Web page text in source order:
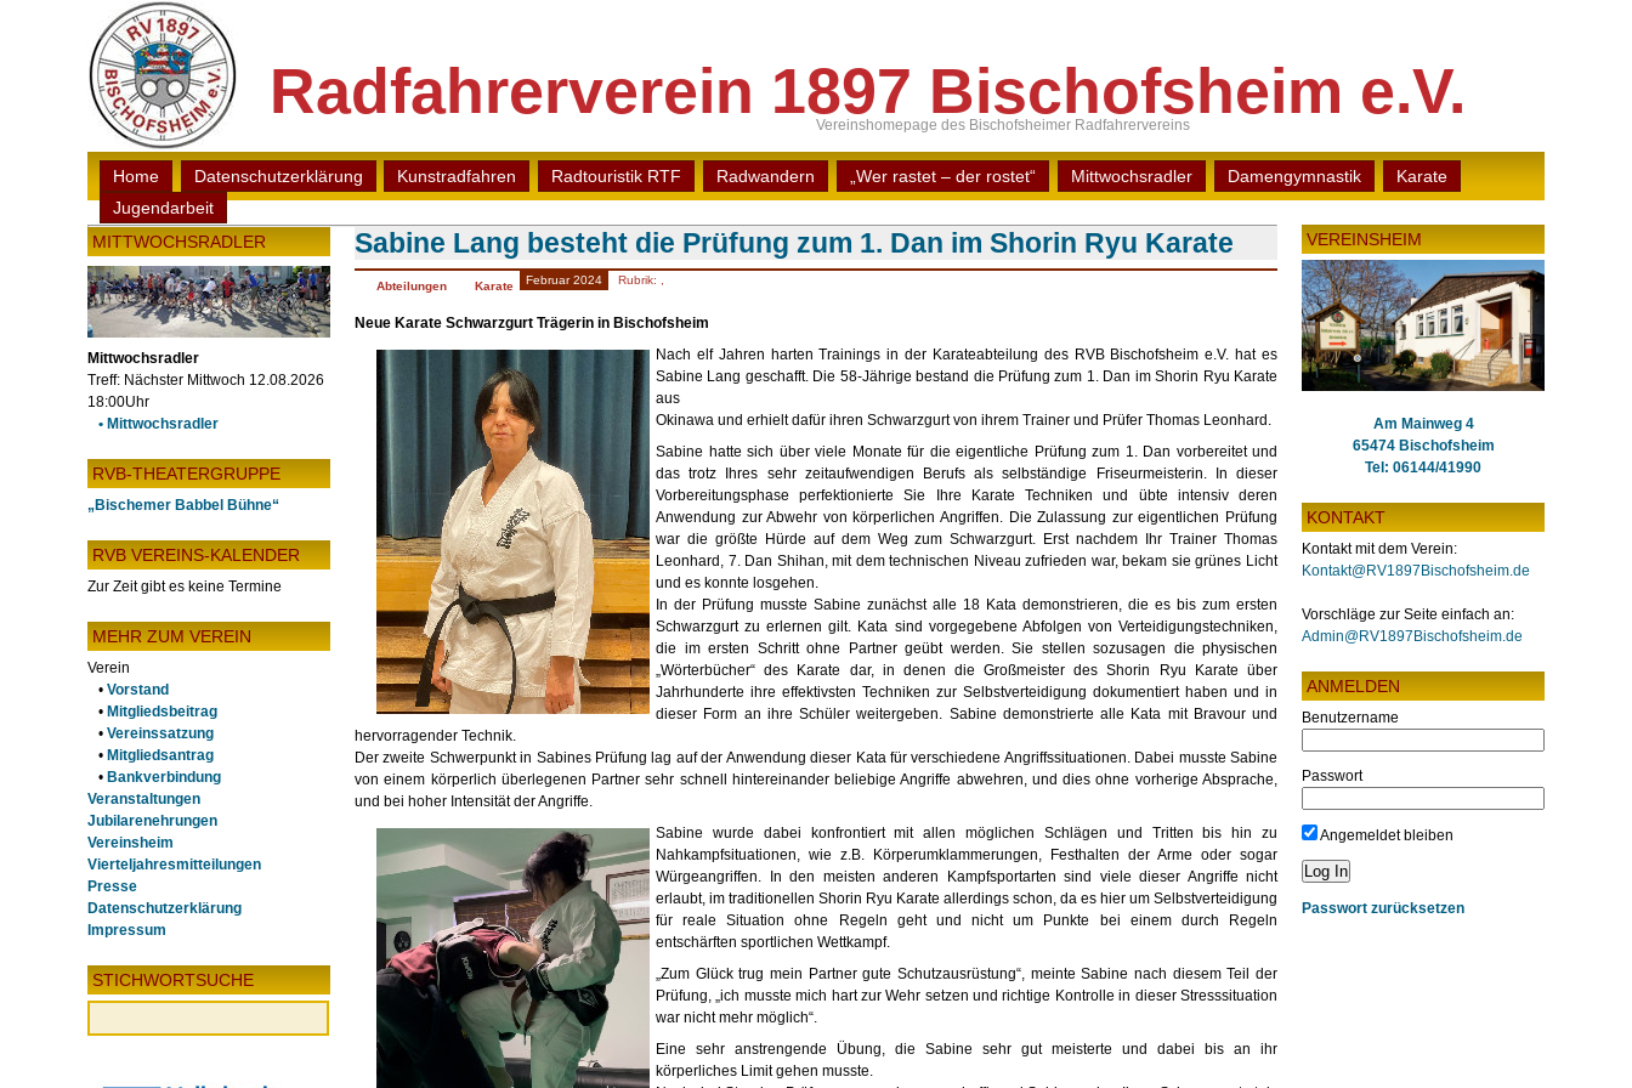
Radfahrerverein 1897 Bischofsheim e.V.
Vereinshomepage des Bischofsheimer Radfahrervereins
Home Datenschutzerklärung Kunstradfahren Radtouristik RTF Radwandern „Wer rastet – der rostet“ Mittwochsradler Damengymnastik
Karate
Jugendarbeit
Sabine Lang besteht die Prüfung zum 1. Dan im Shorin Ryu Karate
Februar 2024 Rubrik:
Abteilungen Karate
Neue Karate Schwarzgurt Trägerin in Bischofsheim
Nach elf Jahren harten Trainings in der Karateabteilung des RVB Bischofsheim e.V. hat es
Sabine Lang geschafft. Die 58-Jährige bestand die Prüfung zum 1. Dan im Shorin Ryu Karate
aus
Okinawa und erhielt dafür ihren Schwarzgurt von ihrem Trainer und Prüfer Thomas Leonhard.
Sabine hatte sich über viele Monate für die eigentliche Prüfung zum 1. Dan vorbereitet und
das trotz Ihres sehr zeitaufwendigen Berufs als selbständige Friseurmeisterin. In dieser
Vorbereitungsphase perfektionierte Sie Ihre Karate Techniken und übte intensiv deren
Anwendung zur Abwehr von körperlichen Angriffen. Die Zulassung zur eigentlichen Prüfung
war die größte Hürde auf dem Weg zum Schwarzgurt. Erst nachdem Ihr Trainer Thomas
Leonhard, 7. Dan Shihan, mit dem technischen Niveau zufrieden war, bekam sie grünes Licht
und es konnte losgehen.
In der Prüfung musste Sabine zunächst alle 18 Kata demonstrieren, die es bis zum ersten
Schwarzgurt zu erlernen gilt. Kata sind vorgegebene Abfolgen von Verteidigungstechniken,
die im ersten Schritt ohne Partner geübt werden. Sie stellen sozusagen die physischen
„Wörterbücher“ des Karate dar, in denen die Großmeister des Shorin Ryu Karate über
Jahrhunderte ihre effektivsten Techniken zur Selbstverteidigung dokumentiert haben und in
dieser Form an ihre Schüler weitergeben. Sabine demonstrierte alle Kata mit Bravour und
hervorragender Technik.
Der zweite Schwerpunkt in Sabines Prüfung lag auf der Anwendung dieser Kata für verschiedene Angriffssituationen. Dabei musste Sabine
von einem körperlich überlegenen Partner sehr schnell hintereinander beliebige Angriffe abwehren, und dies ohne vorherige Absprache,
und bei hoher Intensität der Angriffe.
Sabine wurde dabei konfrontiert mit allen möglichen Schlägen und Tritten bis hin zu
Nahkampfsituationen, wie z.B. Körperumklammerungen, Festhalten der Arme oder sogar
Würgeangriffen. In den meisten anderen Kampfsportarten sind viele dieser Angriffe nicht
erlaubt, im traditionellen Shorin Ryu Karate allerdings schon, da es hier um Selbstverteidigung
für reale Situation ohne Regeln geht und nicht um Punkte bei einem durch Regeln
entschärften sportlichen Wettkampf.
„Zum Glück trug mein Partner gute Schutzausrüstung“, meinte Sabine nach diesem Teil der
Prüfung, „ich musste mich hart zur Wehr setzen und richtige Kontrolle in dieser Stresssituation
war nicht mehr möglich“.
Eine sehr anstrengende Übung, die Sabine sehr gut meisterte und dabei bis an ihr
körperliches Limit gehen musste.
MITTWOCHSRADLER
Mittwochsradler
Treff: Nächster Mittwoch 12.08.2026
18:00Uhr
• Mittwochsradler
RVB-THEATERGRUPPE
„Bischemer Babbel Bühne“
RVB VEREINS-KALENDER
Zur Zeit gibt es keine Termine
MEHR ZUM VEREIN
Verein
• Vorstand
• Mitgliedsbeitrag
• Vereinssatzung
• Mitgliedsantrag
• Bankverbindung
Veranstaltungen
Jubilarenehrungen
Vereinsheim
Vierteljahresmitteilungen
Presse
Datenschutzerklärung
Impressum
STICHWORTSUCHE
VEREINSHEIM
Am Mainweg 4
65474 Bischofsheim
Tel: 06144/41990
KONTAKT
Kontakt mit dem Verein:
Kontakt@RV1897Bischofsheim.de
Vorschläge zur Seite einfach an:
Admin@RV1897Bischofsheim.de
ANMELDEN
Benutzername
Passwort
Angemeldet bleiben
Passwort zurücksetzen